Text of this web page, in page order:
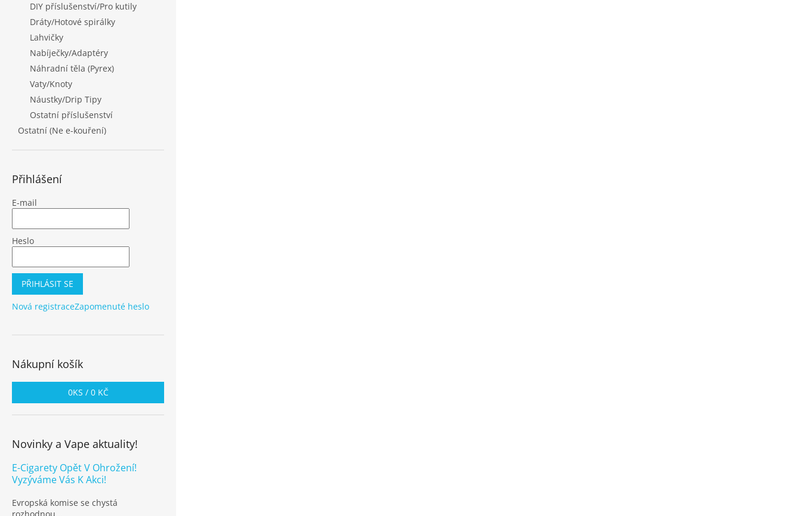
DIY příslušenství/Pro kutily
Dráty/Hotové spirálky
Lahvičky
Nabíječky/Adaptéry
Náhradní těla (Pyrex)
Vaty/Knoty
Náustky/Drip Tipy
Ostatní příslušenství
Ostatní (Ne e-kouření)
Přihlášení
E-mail
Heslo
PŘIHLÁSIT SE
Nová registraceZapomenuté heslo
Nákupní košík
0KS / 0 KČ
Novinky a Vape aktuality!
E-Cigarety Opět V Ohrožení!
Vyzýváme Vás K Akci!
Evropská komise se chystá